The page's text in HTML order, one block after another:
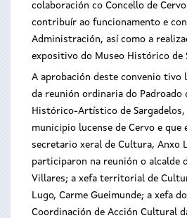
colaboración co Concello de
contribuír ao funcionamento e
Administración, así como a
expositivo do Museo Histórico de
A aprobación deste convenio tivo
da reunión ordinaria do Padroado
Histórico-Artístico de Sargadelos,
municipio lucense de Cervo e
secretario xeral de Cultura, Anxo
participaron na reunión o alcalde
Villares; a xefa territorial de
Lugo, Carme Gueimunde; a xefa
Coordinación de Acción Cultural